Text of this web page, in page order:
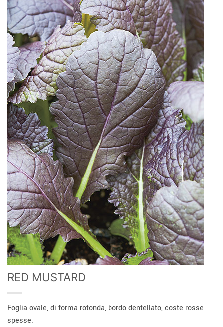
RED MUSTARD
Foglia ovale, di forma rotonda, bordo dentellato, coste rosse
spesse.